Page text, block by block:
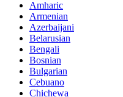
Amharic
Armenian
Azerbaijani
Belarusian
Bengali
Bosnian
Bulgarian
Cebuano
Chichewa